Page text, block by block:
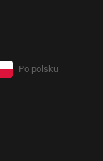
Po polsku